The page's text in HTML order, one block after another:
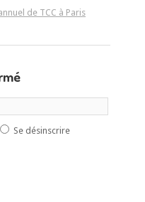
de TCC à Paris
Se désinscrire